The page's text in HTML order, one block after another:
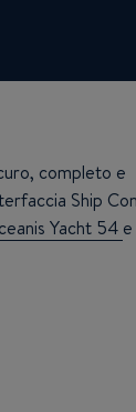
completo e
Ship
Yacht 54 e